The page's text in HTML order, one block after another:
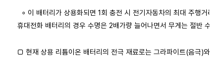
∘ 이 배터리가 상용화되면 1회 충전 시 전기자동차의 최대 주행거리
휴대전화 배터리의 경우 수명은 2배가량 늘어나면서 무게는 절반 수준
□ 현재 상용 리튬이온 배터리의 전극 재료로는 그라파이트(음극)와 리